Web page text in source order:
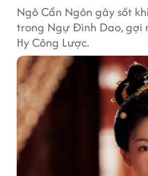
Ngô Cẩn Ngôn gây sốt
trong Ngự Đình Dao, gợi
Hy Công Lược.